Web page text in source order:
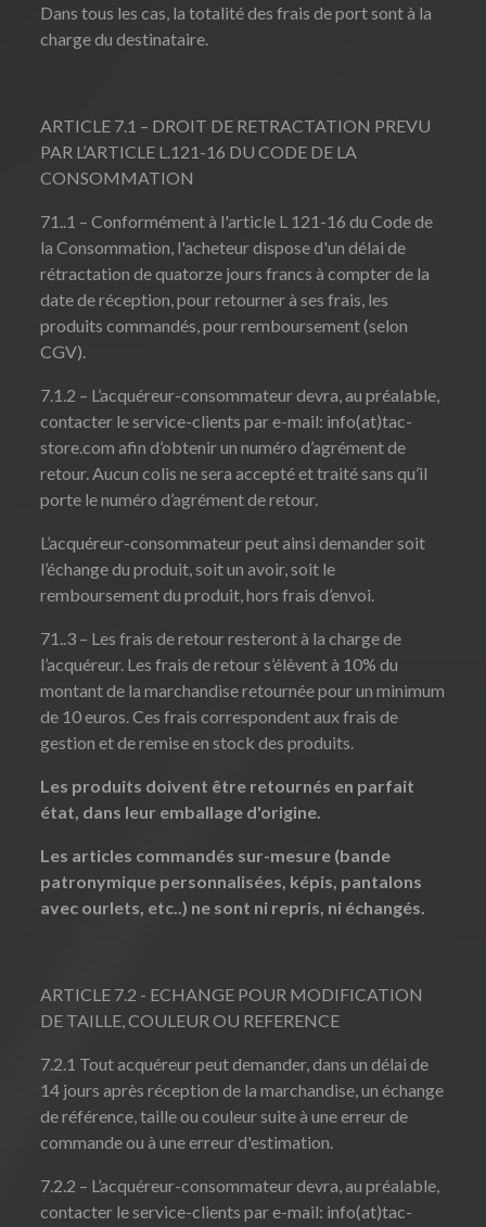
Dans tous les cas, la totalité des frais de port sont à la
charge du destinataire.
ARTICLE 7.1 – DROIT DE RETRACTATION PREVU
PAR L’ARTICLE L.121-16 DU CODE DE LA
CONSOMMATION
71..1 – Conformément à l'article L 121-16 du Code de
la Consommation, l'acheteur dispose d'un délai de
rétractation de quatorze jours francs à compter de la
date de réception, pour retourner à ses frais, les
produits commandés, pour remboursement (selon
CGV).
7.1.2 – L’acquéreur-consommateur devra, au préalable,
contacter le service-clients par e-mail: info(at)tac-
store.com afin d’obtenir un numéro d’agrément de
retour. Aucun colis ne sera accepté et traité sans qu’il
porte le numéro d’agrément de retour.
L’acquéreur-consommateur peut ainsi demander soit
l’échange du produit, soit un avoir, soit le
remboursement du produit, hors frais d’envoi.
71..3 – Les frais de retour resteront à la charge de
l’acquéreur. Les frais de retour s’élèvent à 10% du
montant de la marchandise retournée pour un minimum
de 10 euros. Ces frais correspondent aux frais de
gestion et de remise en stock des produits.
Les produits doivent être retournés en parfait
état, dans leur emballage d'origine.
Les articles commandés sur-mesure (bande
patronymique personnalisées, képis, pantalons
avec ourlets, etc..) ne sont ni repris, ni échangés.
ARTICLE 7.2 - ECHANGE POUR MODIFICATION
DE TAILLE, COULEUR OU REFERENCE
7.2.1 Tout acquéreur peut demander, dans un délai de
14 jours après réception de la marchandise, un échange
de référence, taille ou couleur suite à une erreur de
commande ou à une erreur d'estimation.
7.2.2 – L’acquéreur-consommateur devra, au préalable,
contacter le service-clients par e-mail: info(at)tac-